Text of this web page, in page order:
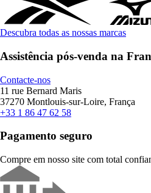
Descubra todas as nossas marcas
Assistência pós-venda na
Contacte-nos
11 rue Bernard Maris
37270 Montlouis-sur-Loire, França
+33 1 86 47 62 58
Pagamento seguro
Compre em nosso site com total